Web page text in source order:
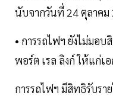
นับจากวันที่ 24 ตุลาคม
• การรถไฟฯ ยังไม่มอบ
พอร์ต เรล ลิงก์ ให้แก่เ
การรถไฟฯ มีสิทธิรับรา